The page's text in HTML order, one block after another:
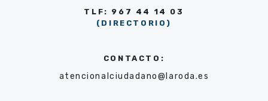
TLF: 967 44 14 03
(DIRECTORIO)
CONTACTO:
atencionalciudadano@laroda.es